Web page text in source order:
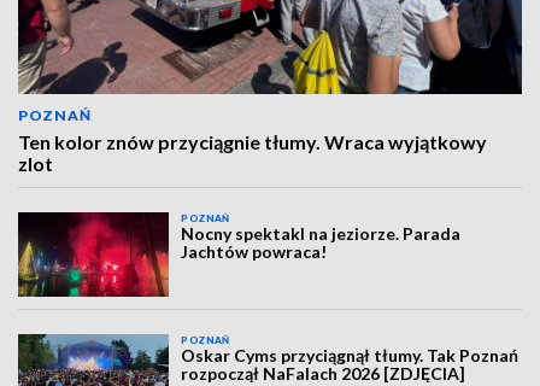
POZNAŃ
Ten kolor znów przyciągnie tłumy. Wraca wyjątkowy
zlot
POZNAŃ
Nocny spektakl na jeziorze. Parada
Jachtów powraca!
POZNAŃ
Oskar Cyms przyciągnął tłumy. Tak Poznań
rozpoczął NaFalach 2026 [ZDJĘCIA]